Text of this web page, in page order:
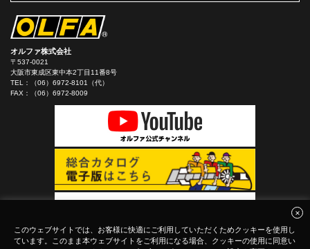
このウェブサイトでは、お客様に快適にご利用していただくためクッキーを使用し
ています。このまま本ウェブサイトをご利用になる場合、クッキーの使用に同意い
オルファ株式会社
〒537-0021
大阪市東成区東中本2丁目11番8号
TEL：
（06）6972-8101（代）
FAX：（06）6972-8009